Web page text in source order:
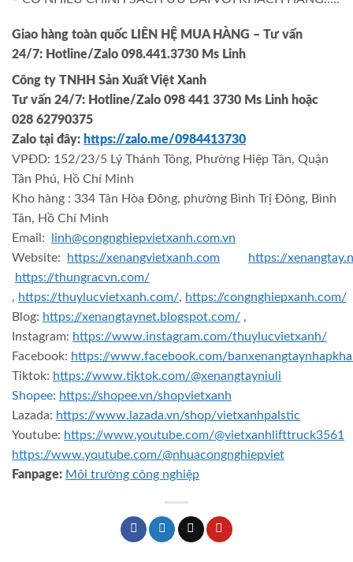
Giao hàng toàn quốc LIÊN HỆ MUA HÀNG – Tư vấn
24/7: Hotline/Zalo 098.441.3730 Ms Linh
Công ty TNHH Sản Xuất Việt Xanh
Tư vấn 24/7: Hotline/Zalo 098 441 3730 Ms Linh hoặc
028 62790375
Zalo tại đây: https://zalo.me/0984413730
VPĐD: 152/23/5 Lý Thánh Tông, Phường Hiệp Tân, Quận
Tân Phú, Hồ Chí Minh
Kho hàng : 334 Tân Hòa Đông, phường Bình Trị Đông, Bình
Tân, Hồ Chí Minh
Email:
linh@congnghiepvietxanh.com.vn
Website:
https://xenangvietxanh.com
https://
https://thungracvn.com/
, https://thuylucvietxanh.com/, https://congnghiepxanh.com/
Blog: https://xenangtaynet.blogspot.com/ ,
Instagram: https://www.instagram.com/thuylucvietxanh/
Facebook: https://www.facebook.com/
Tiktok: https://www.tiktok.com/@xenangtayniuli
Shopee: https://shopee.vn/shopvietxanh
Lazada: https://www.lazada.vn/shop/vietxanhpalstic
Youtube: https://www.youtube.com/@vietxanhlifttruck3561
https://www.youtube.com/@nhuacongnghiepviet
Fanpage: Môi trường công nghiệp